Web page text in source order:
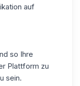
auf
so Ihre
Plattform zu
sein.